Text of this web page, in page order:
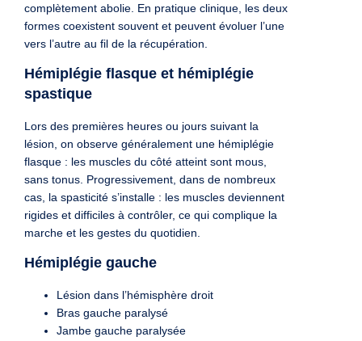
complètement abolie. En pratique clinique, les deux
formes coexistent souvent et peuvent évoluer l’une
vers l’autre au fil de la récupération.
Hémiplégie flasque et hémiplégie
spastique
Lors des premières heures ou jours suivant la
lésion, on observe généralement une hémiplégie
flasque : les muscles du côté atteint sont mous,
sans tonus. Progressivement, dans de nombreux
cas, la spasticité s’installe : les muscles deviennent
rigides et difficiles à contrôler, ce qui complique la
marche et les gestes du quotidien.
Hémiplégie gauche
Lésion dans l’hémisphère droit
Bras gauche paralysé
Jambe gauche paralysée